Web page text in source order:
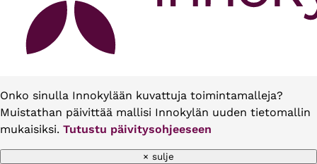
Onko sinulla Innokylään kuvattuja toimintamalleja?
Muistathan päivittää mallisi Innokylän uuden tietomallin
mukaisiksi. Tutustu päivitysohjeeseen
× sulje